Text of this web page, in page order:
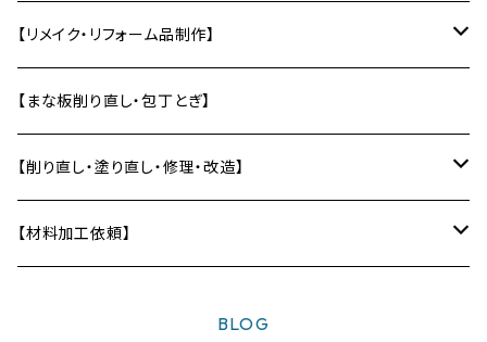
単管エンドキャップ
テーブル
差し板
オーディオラック
インシュレーター
自作スピーカー部材加工
ディフューザー
【リメイク・リフォーム品制作】
バットから制作
テーブルの削り直し・塗り直し
【まな板削り直し・包丁とぎ】
【削り直し・塗り直し・修理・改造】
テーブル
【材料加工依頼】
BLOG